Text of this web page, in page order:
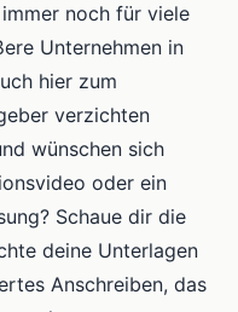
noch für viele
Unternehmen in
hier zum
verzichten
wünschen sich
oder ein
Schaue dir die
deine Unterlagen
Anschreiben, das